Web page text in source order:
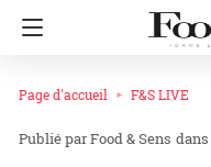
Page d'accueil F&S LIVE
Food & Sens dans